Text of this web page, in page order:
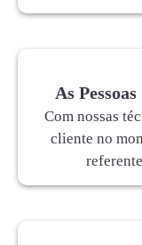
As
Com nossas
cliente no